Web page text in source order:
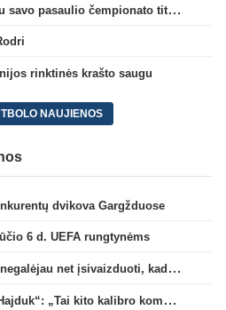
B. Mendy: „Darau ką noriu su savo pasaulio čempionato titulu“
rinktinės krašto saugu
NAUJIENOS
dvikova Gargžduose
6 d. UEFA rungtynėms
M. Capanas: „Prieš pusmetį negalėjau net įsivaizduoti, kad žaisime prieš „Hajduk“
A. Skerla prieš dvikovą su „Hajduk“: „Tai kito kalibro komanda“